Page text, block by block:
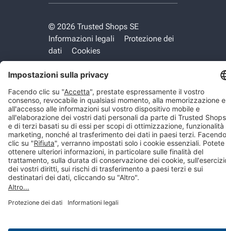
© 2026 Trusted Shops SE
Informazioni legali
Protezione dei
dati
Cookies